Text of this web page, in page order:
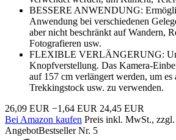
BESSERE ANWENDUNG:
Anwendung bei verschiedenen
aber nicht beschränkt auf Wandern,
Fotografieren usw.
FLEXIBLE VERLÄNGERUNG:
Knopfverstellung. Das Kamera-
auf 157 cm verlängert werden, um es
Trekkingstock usw. zu verwenden.
26,09 EUR −1,64 EUR 24,45 EUR
Bei Amazon kaufen Preis inkl. MwSt., zzgl.
AngebotBestseller Nr. 5